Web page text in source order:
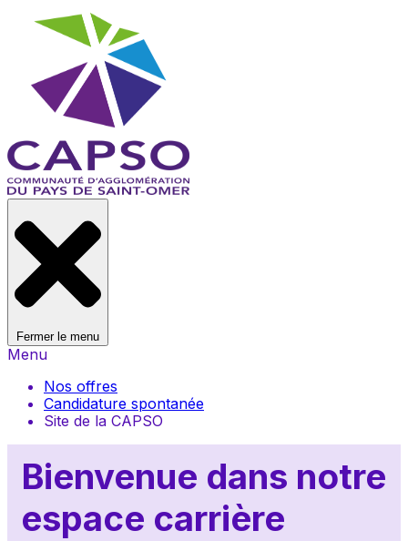
Fermer le menu
Menu
Nos offres
Candidature spontanée
Site de la CAPSO
Bienvenue dans notre
espace carrière